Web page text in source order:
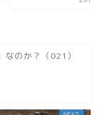
なのか？（021）